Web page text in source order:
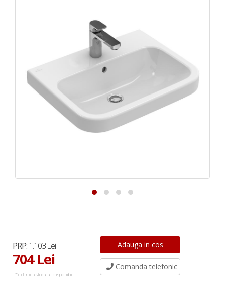
PRP:1.103 Lei
704 Lei
*in limita stocului disponibil
Comanda telefonic